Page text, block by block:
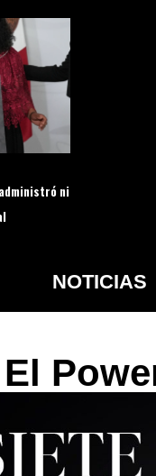
ni
NOTICIAS